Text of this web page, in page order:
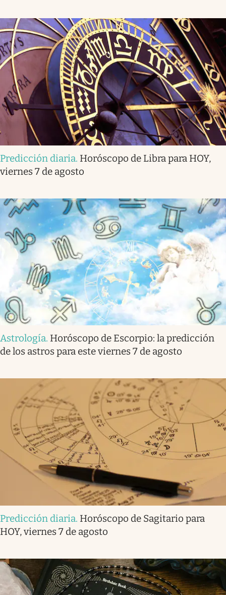
Predicción diaria. Horóscopo de Libra para HOY,
viernes 7 de agosto
Astrología. Horóscopo de Escorpio: la predicción
de los astros para este viernes 7 de agosto
Predicción diaria. Horóscopo de Sagitario para
HOY, viernes 7 de agosto